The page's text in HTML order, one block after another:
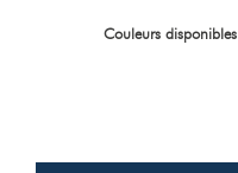
Couleurs disponibles